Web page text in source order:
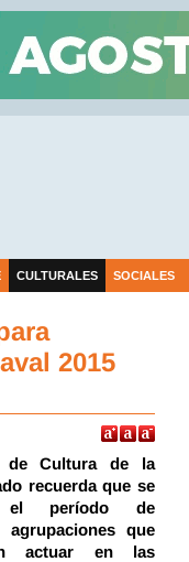
CULTURALES SOCIALES
2015
de Cultura de la
recuerda que se
el período de
que
actuar en las